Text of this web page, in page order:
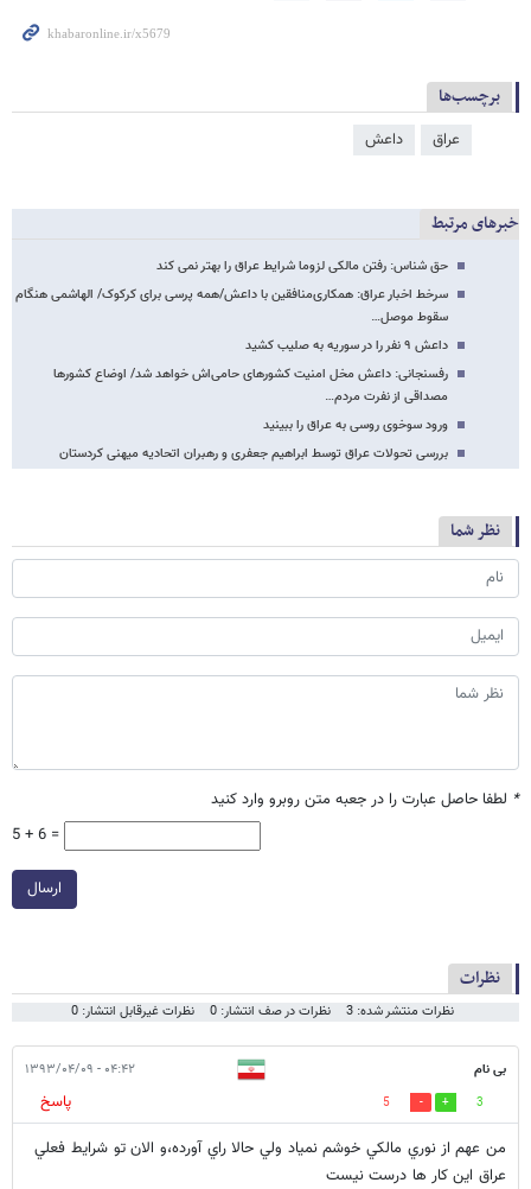
برچسب‌ها
عراق داعش
خبرهای مرتبط
حق شناس: رفتن مالکی لزوما شرایط عراق را بهتر نمی کند
سرخط اخبار عراق: همکاری‌منافقین با داعش/همه پرسی برای کرکوک/ الهاشمی هنگام
سقوط موصل…
داعش ۹ نفر را در سوریه به صلیب کشید
رفسنجانی: داعش مخل امنیت کشورهای حامی‌اش خواهد شد/ اوضاع کشورها
مصداقی از نفرت مردم…
ورود سوخوی روسی به عراق را ببینید
بررسی تحولات عراق توسط ابراهیم جعفری و رهبران اتحادیه میهنی کردستان
نظر شما
* لطفا حاصل عبارت را در جعبه متن روبرو وارد کنید
5 + 6 =
ارسال
نظرات
نظرات منتشر شده: 3 نظرات در صف انتشار: 0 نظرات غیرقابل انتشار: 0
بی نام ۰۴:۴۲ - ۱۳۹۳/۰۴/۰۹
3
5
پاسخ
من عهم از نوري مالكي خوشم نمياد ولي حالا راي آورده،و الان تو شرايط فعلي
عراق اين كار ها درست نيست